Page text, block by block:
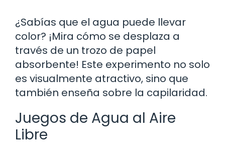
¿Sabías que el agua puede llevar
color? ¡Mira cómo se desplaza a
través de un trozo de papel
absorbente! Este experimento no solo
es visualmente atractivo, sino que
también enseña sobre la capilaridad.
Juegos de Agua al Aire
Libre